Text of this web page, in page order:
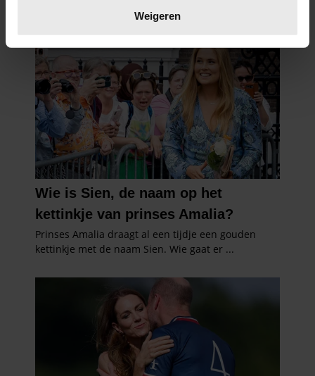
verwerkt en stel uw voorkeuren in het
intrekken in de Cookieverklaring.
We gebruiken cookies om content en advertenties te
personaliseren, om functies voor social media te bieden
en om ons websiteverkeer te analyseren. Ook delen we
informatie over uw gebruik van onze site met onze
partners voor social media, adverteren en analyse. Deze
partners kunnen deze gegevens combineren met andere
informatie die u aan ze heeft verstrekt of die ze hebben
verzameld op basis van uw gebruik van hun services. U
gaat akkoord met onze cookies als u onze website blijft
gebruiken.
Weigeren